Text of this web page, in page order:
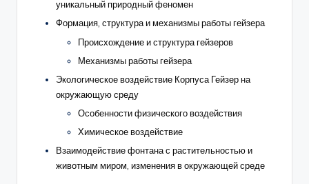
уникальный природный феномен
Формация, структура и механизмы работы гейзера
Происхождение и структура гейзеров
Механизмы работы гейзера
Экологическое воздействие Корпуса Гейзер на
окружающую среду
Особенности физического воздействия
Химическое воздействие
Взаимодействие фонтана с растительностью и
животным миром, изменения в окружающей среде